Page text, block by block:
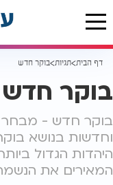
דף הבית תגיות בוקר חדש
בוקר חדש
בוקר חדש - מבחר
היהדות הגדול
המאירים את